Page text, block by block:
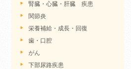
腎臓・心臓・肝臓 疾患
関節炎
栄養補給・成長・回復
歯・口腔
がん
下部尿路疾患